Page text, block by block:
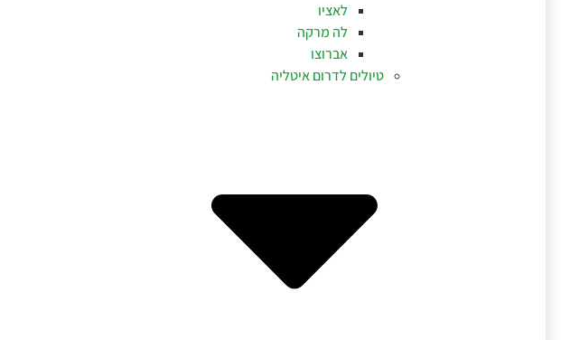
לאציו
לה מרקה
אברוצו
טיולים לדרום איטליה